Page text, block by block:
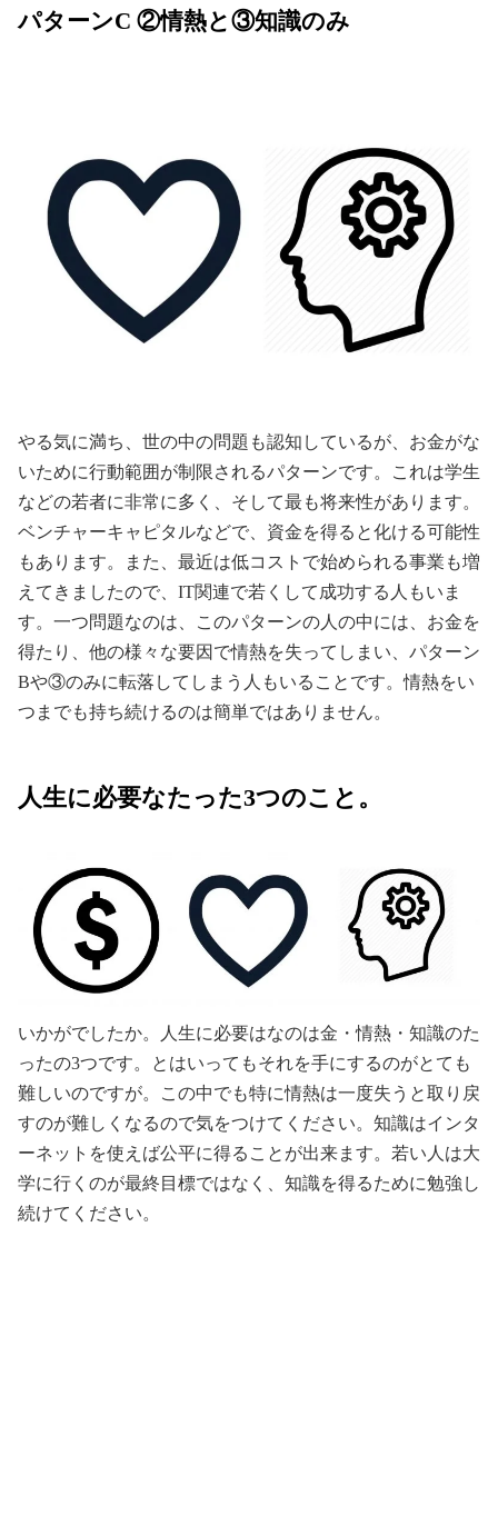
パターンC ②情熱と③知識のみ
やる気に満ち、世の中の問題も認知しているが、お金がな
いために行動範囲が制限されるパターンです。これは学生
などの若者に非常に多く、そして最も将来性があります。
ベンチャーキャピタルなどで、資金を得ると化ける可能性
もあります。また、最近は低コストで始められる事業も増
えてきましたので、IT関連で若くして成功する人もいま
す。一つ問題なのは、このパターンの人の中には、お金を
得たり、他の様々な要因で情熱を失ってしまい、パターン
Bや③のみに転落してしまう人もいることです。情熱をい
つまでも持ち続けるのは簡単ではありません。
人生に必要なたった3つのこと。
いかがでしたか。人生に必要はなのは金・情熱・知識のた
ったの3つです。とはいってもそれを手にするのがとても
難しいのですが。この中でも特に情熱は一度失うと取り戻
すのが難しくなるので気をつけてください。知識はインタ
ーネットを使えば公平に得ることが出来ます。若い人は大
学に行くのが最終目標ではなく、知識を得るために勉強し
続けてください。